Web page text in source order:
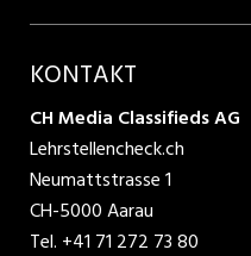
Produkte
AGB
Datenschutzbestimmungen
Nutzungsbedingungen
KONTAKT
CH Media Classifieds AG
Lehrstellencheck.ch
Neumattstrasse 1
CH-5000 Aarau
Tel. +41 71 272 73 80